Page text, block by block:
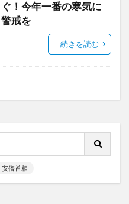
ぐ！今年一番の寒気に
警戒を
続きを読む
安倍首相